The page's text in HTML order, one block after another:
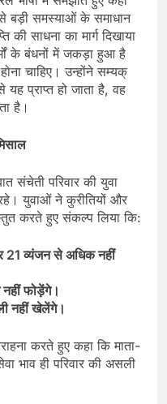
बड़ी समस्याओं के समाधान
की साधना का मार्ग दिखाया
के बंधनों में जकड़ा हुआ है
चाहिए। उन्होंने सम्यक्
यह प्राप्त हो जाता है, वह
है।
संचेती परिवार की युवा
रहे। युवाओं ने कुरीतियों और
करते हुए संकल्प लिया कि:
21 व्यंजन से अधिक नहीं
नहीं फोड़ेंगे।
नहीं खेलेंगे।
करते हुए कहा कि माता-
भाव ही परिवार की असली